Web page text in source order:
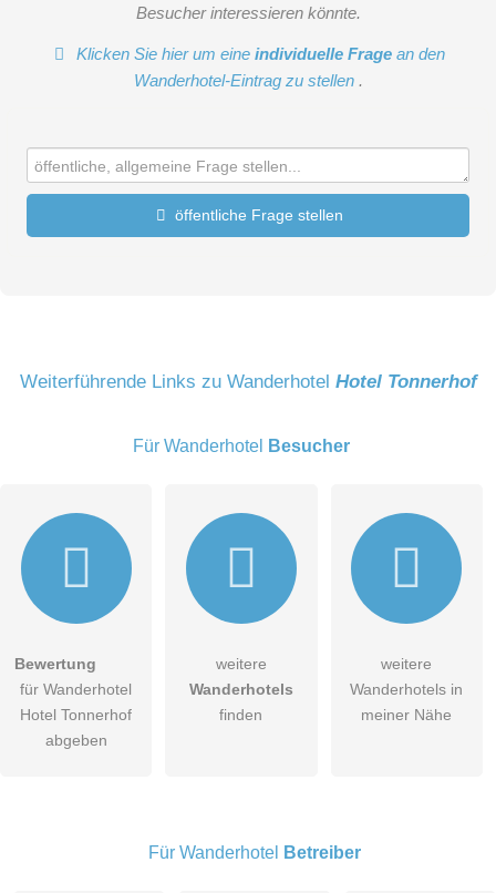
Besucher interessieren könnte.
Klicken Sie hier um eineindividuelle Frage an den
Wanderhotel-Eintrag zu stellen .
öffentliche Frage stellen
E-Mail-Adresse (wird nicht veröffentlicht)
Hiermit akzeptiere ich dieAGB
DieDatenschutzerklärung habe ich zur Kenntnis genommen.
Besucher sichtbar.
Weiterführende Links zu Wanderhotel Hotel Tonnerhof
Für Wanderhotel Besucher
Bewertung
für Wanderhotel
Hotel Tonnerhof
abgeben
weitere
Wanderhotels
finden
weitere
Wanderhotels in
meiner Nähe
Für Wanderhotel Betreiber